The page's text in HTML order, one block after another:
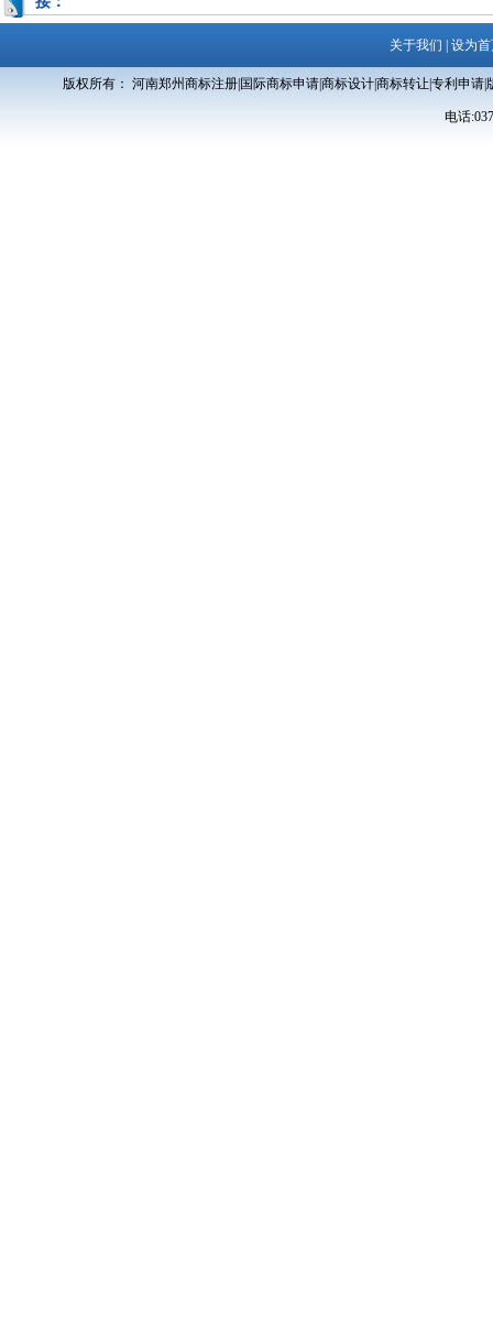
关于我们 设为
版权所有： 河南郑州商标注册|国际商标申请|商标设计|商标转让|专利申
电话